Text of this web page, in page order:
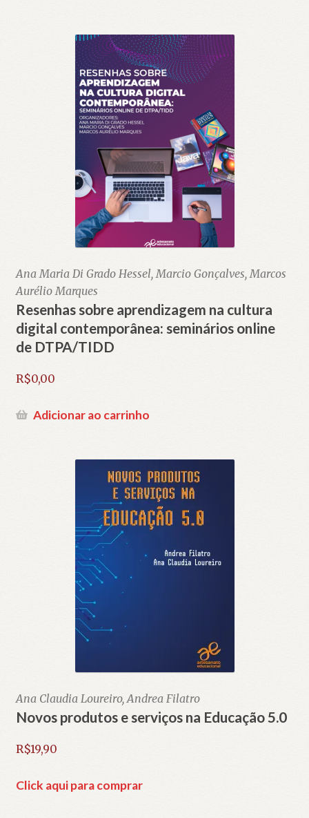
Ana Maria Di Grado Hessel, Marcio Gonçalves, Marcos
Aurélio Marques
Resenhas sobre aprendizagem na cultura
digital contemporânea: seminários online
de DTPA/TIDD
R$0,00
Adicionar ao carrinho
Ana Claudia Loureiro, Andrea Filatro
Novos produtos e serviços na Educação 5.0
R$19,90
Click aqui para comprar